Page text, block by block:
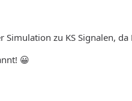
zu KS Signalen,
😀